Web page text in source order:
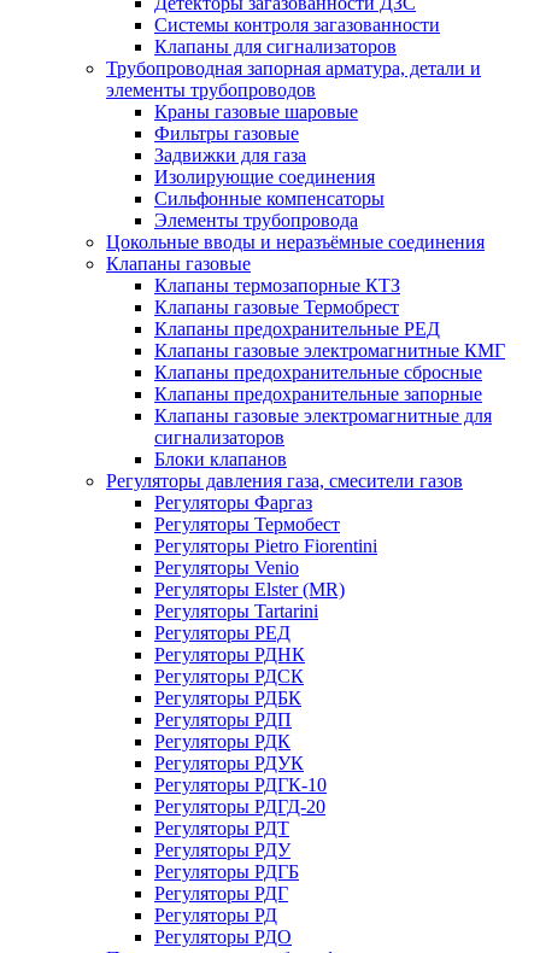
Системы контроля загазованности
Клапаны для сигнализаторов
Трубопроводная запорная арматура, детали и
элементы трубопроводов
Краны газовые шаровые
Фильтры газовые
Задвижки для газа
Изолирующие соединения
Сильфонные компенсаторы
Элементы трубопровода
Цокольные вводы и неразъёмные соединения
Клапаны газовые
Клапаны термозапорные КТЗ
Клапаны газовые Термобрест
Клапаны предохранительные РЕД
Клапаны газовые электромагнитные КМГ
Клапаны предохранительные сбросные
Клапаны предохранительные запорные
Клапаны газовые электромагнитные для
сигнализаторов
Блоки клапанов
Регуляторы давления газа, смесители газов
Регуляторы Фаргаз
Регуляторы Термобест
Регуляторы Pietro Fiorentini
Регуляторы Venio
Регуляторы Elster (MR)
Регуляторы Tartarini
Регуляторы РЕД
Регуляторы РДНК
Регуляторы РДСК
Регуляторы РДБК
Регуляторы РДП
Регуляторы РДК
Регуляторы РДУК
Регуляторы РДГК-10
Регуляторы РДГД-20
Регуляторы РДТ
Регуляторы РДУ
Регуляторы РДГБ
Регуляторы РДГ
Регуляторы РД
Регуляторы РДО